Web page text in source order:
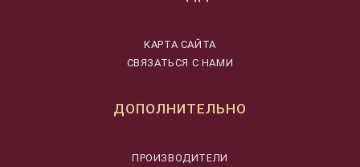
КАРТА САЙТА
СВЯЗАТЬСЯ С НАМИ
ДОПОЛНИТЕЛЬНО
ПРОИЗВОДИТЕЛИ